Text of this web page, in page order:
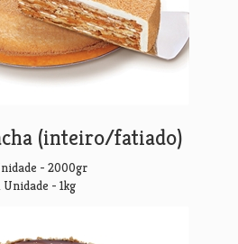
(inteiro/fatiado)
- 2000gr
Unidade - 1kg